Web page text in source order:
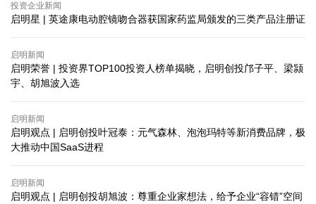
投资企业新闻
启明星 | 英途康电动腔镜吻合器获国家药监局颁发的三类产品注册证
启明新闻
启明荣誉 | 投资界TOP100投资人榜单揭晓，启明创投邝子平、梁颕
宇、胡旭波入选
启明新闻
启明观点 | ​启明创投叶冠泰：元气森林、泡泡玛特等新消费品牌，极
大推动中国SaaS进程
启明新闻
启明观点 | ​启明创投胡旭波：尊重企业家想法，给予企业“容错”空间